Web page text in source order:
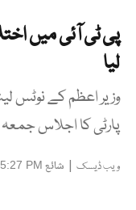
پی ٹی آئی میں
لیا
وزیر اعظم کے نوٹس
پارٹی کا اجلاس جمعہ
ویب ڈیسک | شائع PM